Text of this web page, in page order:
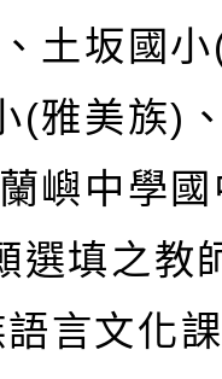
土坂國
(雅美族)
嶼中學
選填之教
言文化